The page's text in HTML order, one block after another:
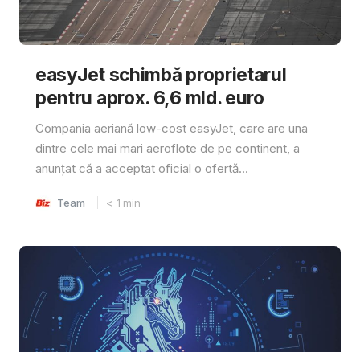
easyJet schimbă proprietarul
pentru aprox. 6,6 mld. euro
Compania aeriană low-cost easyJet, care are una
dintre cele mai mari aeroflote de pe continent, a
anunțat că a acceptat oficial o ofertă...
Team < 1 min